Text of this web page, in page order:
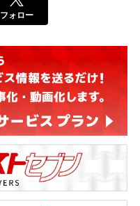
フォロー